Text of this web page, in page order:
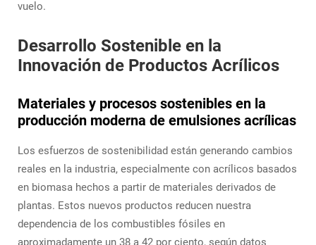
vuelo.
Desarrollo Sostenible en la
Innovación de Productos Acrílicos
Materiales y procesos sostenibles en la
producción moderna de emulsiones acrílicas
Los esfuerzos de sostenibilidad están generando cambios
reales en la industria, especialmente con acrílicos basados
en biomasa hechos a partir de materiales derivados de
plantas. Estos nuevos productos reducen nuestra
dependencia de los combustibles fósiles en
aproximadamente un 38 a 42 por ciento, según datos